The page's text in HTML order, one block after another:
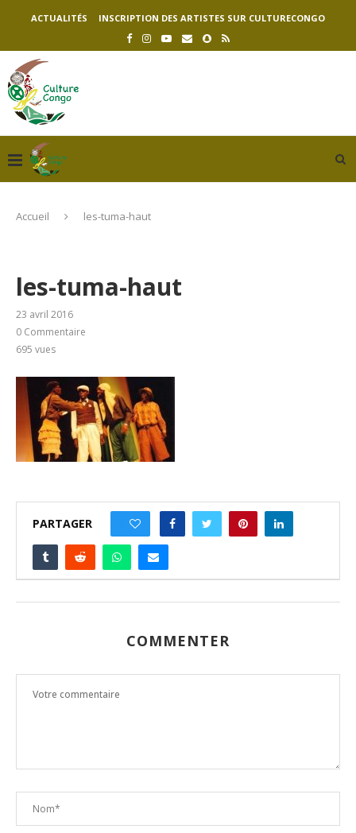
ACTUALITÉS INSCRIPTION DES ARTISTES SUR CULTURECONGO
Accueil les-tuma-haut
les-tuma-haut
23 avril 2016
0 Commentaire
695 vues
PARTAGER
COMMENTER